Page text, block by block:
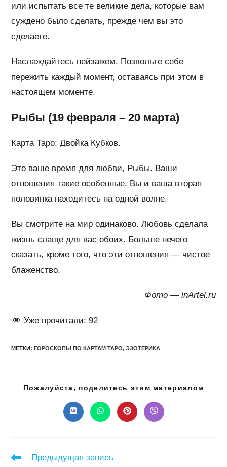
или испытать все те великие дела, которые вам
суждено было сделать, прежде чем вы это
сделаете.
Наслаждайтесь пейзажем. Позвольте себе
пережить каждый момент, оставаясь при этом в
настоящем моменте.
Рыбы (19 февраля – 20 марта)
Карта Таро: Двойка Кубков.
Это ваше время для любви, Рыбы. Ваши
отношения такие особенные. Вы и ваша вторая
половинка находитесь на одной волне.
Вы смотрите на мир одинаково. Любовь сделала
жизнь слаще для вас обоих. Больше нечего
сказать, кроме того, что эти отношения — чистое
блаженство.
Фото — inArtel.ru
Уже прочитали: 92
МЕТКИ:ГОРОСКОПЫ ПО КАРТАМ ТАРО, ЭЗОТЕРИКА
Пожалуйста, поделитесь этим материалом
Открывается
в
Открывается
в
Открывается
в
Открывается
в
ЧитатьПредыдущая запись